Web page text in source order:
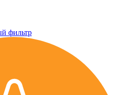
фильтр